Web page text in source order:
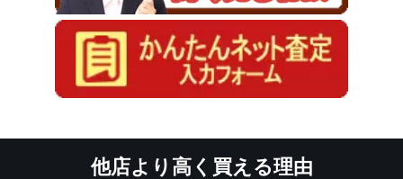
他店より高く買える理由